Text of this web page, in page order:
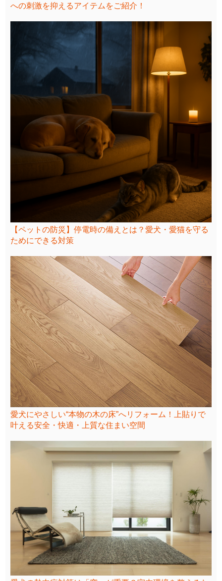
への刺激を抑えるアイテムをご紹介！
【ペットの防災】停電時の備えとは？愛犬・愛猫を守る
ためにできる対策
愛犬にやさしい“本物の木の床”へリフォーム！上貼りで
叶える安全・快適・上質な住まい空間